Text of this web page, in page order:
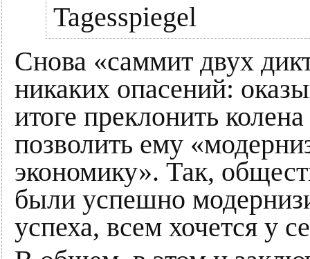
Tagesspiegel
Снова «саммит двух
никаких опасений:
итоге преклонить
позволить ему
экономику». Так,
были успешно
успеха, всем хочется у